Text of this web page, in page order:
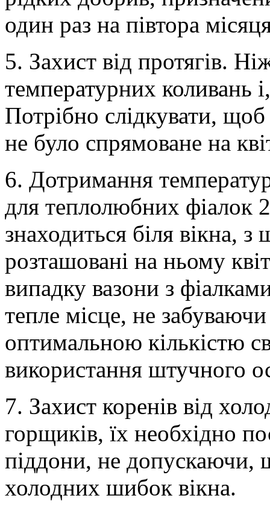
один раз на півтора
5. Захист від протягів.
температурних коливань
Потрібно слідкувати,
не було спрямоване на
6. Дотримання
для теплолюбних фіалок
знаходиться біля вікна,
розташовані на ньому
випадку вазони з
тепле місце, не
оптимальною кількістю
використання штучного
7. Захист коренів від
горщиків, їх необхідно
піддони, не допускаючи,
холодних шибок вікна.